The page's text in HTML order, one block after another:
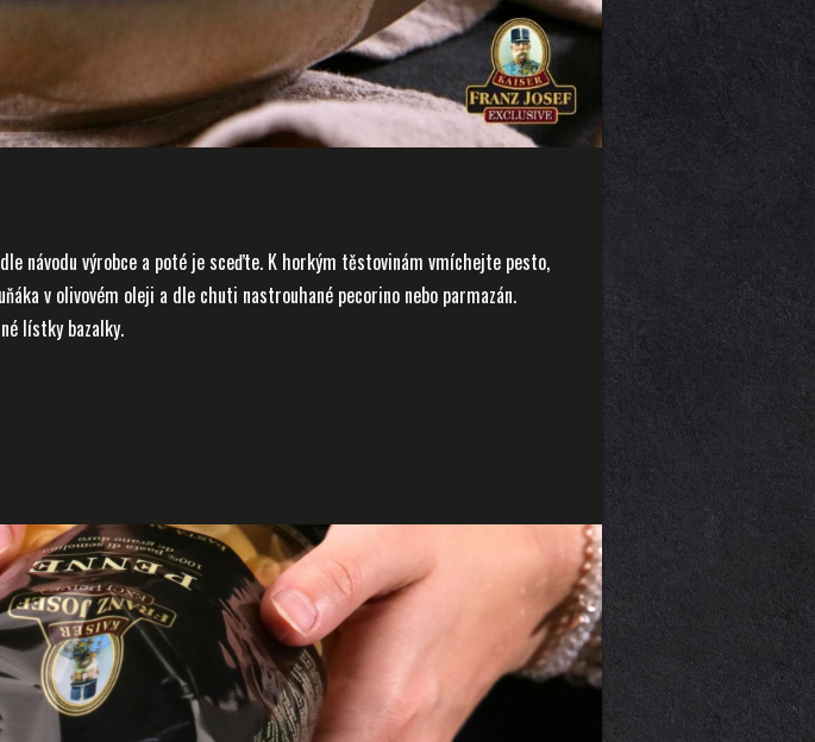
návodu výrobce a poté je sceďte. K horkým těstovinám vmíchejte pesto,
v olivovém oleji a dle chuti nastrouhané pecorino nebo parmazán.
lístky bazalky.